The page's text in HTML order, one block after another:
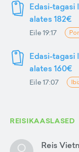
Edasi-
alates 182€
Eile 19:17
Edasi-
alates 160€
Eile 17:07
REISIKAASLASED
Reis